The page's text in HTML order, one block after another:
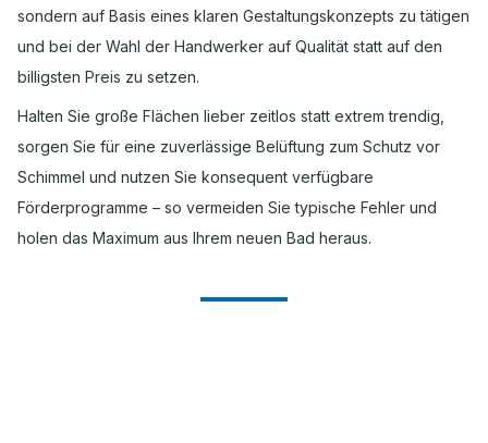
sondern auf Basis eines klaren Gestaltungskonzepts zu tätigen
und bei der Wahl der Handwerker auf Qualität statt auf den
billigsten Preis zu setzen.
Halten Sie große Flächen lieber zeitlos statt extrem trendig,
sorgen Sie für eine zuverlässige Belüftung zum Schutz vor
Schimmel und nutzen Sie konsequent verfügbare
Förderprogramme – so vermeiden Sie typische Fehler und
holen das Maximum aus Ihrem neuen Bad heraus.